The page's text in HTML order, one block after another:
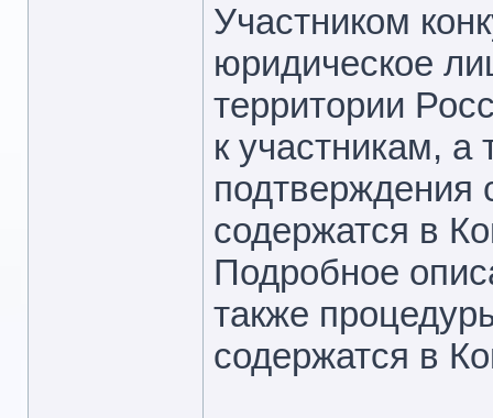
Участником
юридическое
территории
к участникам, а
подтверждения
содержатся в
Подробное
также
содержатся в